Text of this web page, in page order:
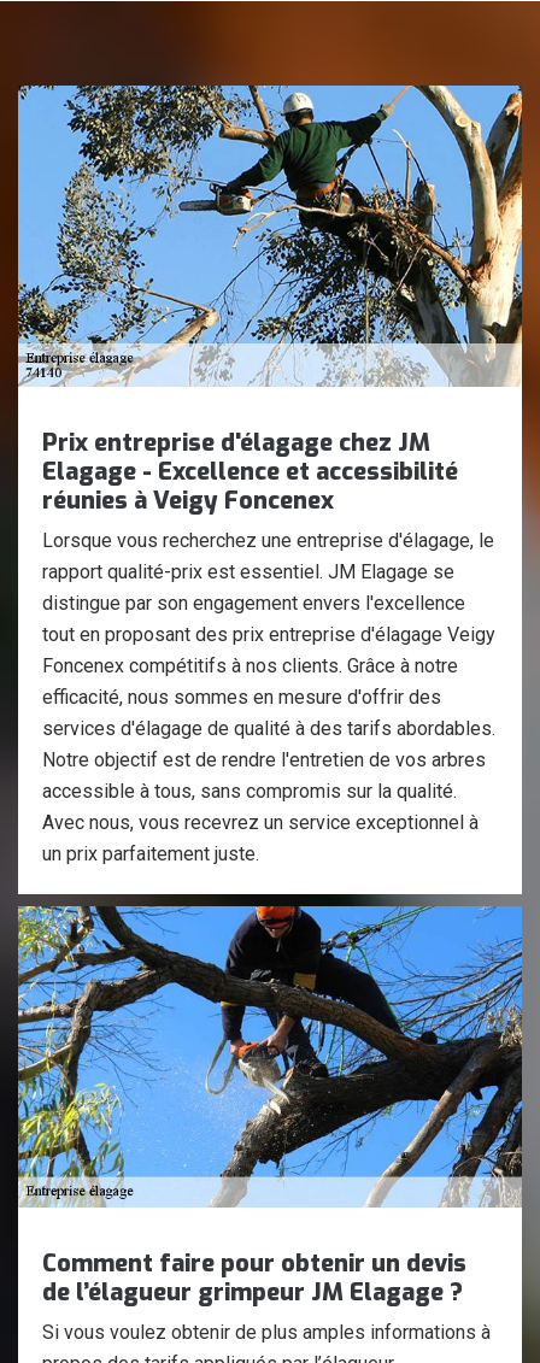
Prix entreprise d'élagage chez JM
Elagage - Excellence et accessibilité
réunies à Veigy Foncenex
Lorsque vous recherchez une entreprise d'élagage, le
rapport qualité-prix est essentiel. JM Elagage se
distingue par son engagement envers l'excellence
tout en proposant des prix entreprise d'élagage Veigy
Foncenex compétitifs à nos clients. Grâce à notre
efficacité, nous sommes en mesure d'offrir des
services d'élagage de qualité à des tarifs abordables.
Notre objectif est de rendre l'entretien de vos arbres
accessible à tous, sans compromis sur la qualité.
Avec nous, vous recevrez un service exceptionnel à
un prix parfaitement juste.
Comment faire pour obtenir un devis
de l’élagueur grimpeur JM Elagage ?
Si vous voulez obtenir de plus amples informations à